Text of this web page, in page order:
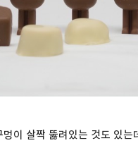
멍이 살짝 뚫려있는 것도 있는